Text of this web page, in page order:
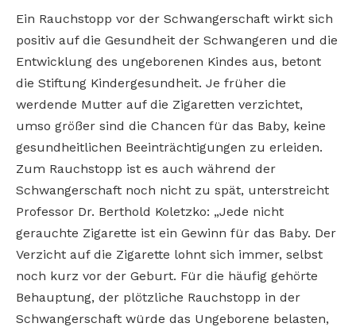
Ein Rauchstopp vor der Schwangerschaft wirkt sich
positiv auf die Gesundheit der Schwangeren und die
Entwicklung des ungeborenen Kindes aus, betont
die Stiftung Kindergesundheit. Je früher die
werdende Mutter auf die Zigaretten verzichtet,
umso größer sind die Chancen für das Baby, keine
gesundheitlichen Beeinträchtigungen zu erleiden.
Zum Rauchstopp ist es auch während der
Schwangerschaft noch nicht zu spät, unterstreicht
Professor Dr. Berthold Koletzko: „Jede nicht
gerauchte Zigarette ist ein Gewinn für das Baby. Der
Verzicht auf die Zigarette lohnt sich immer, selbst
noch kurz vor der Geburt. Für die häufig gehörte
Behauptung, der plötzliche Rauchstopp in der
Schwangerschaft würde das Ungeborene belasten,